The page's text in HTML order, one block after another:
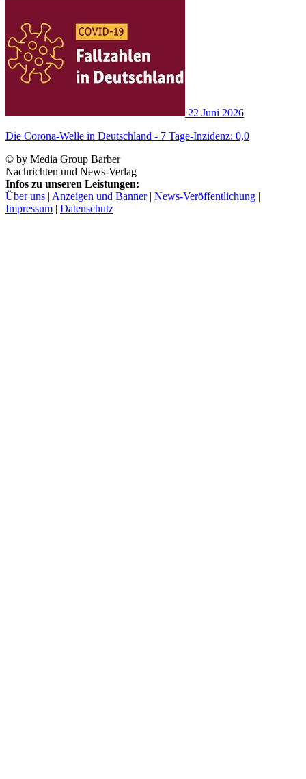
22 Juni 2026
Die Corona-Welle in Deutschland - 7 Tage-Inzidenz: 0,0
© by Media Group Barber
Nachrichten und News-Verlag
Infos zu unseren Leistungen:
Über uns | Anzeigen und Banner| News-Veröffentlichung |
Impressum | Datenschutz